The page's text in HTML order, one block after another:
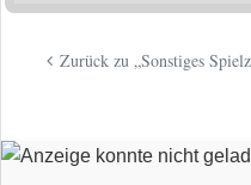
Zurück zu „Sonstiges